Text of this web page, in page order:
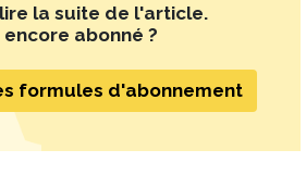
la suite de l'article.
encore abonné ?
formules d'abonnement